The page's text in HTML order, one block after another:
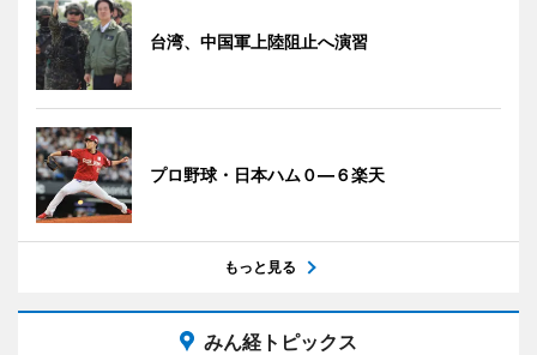
台湾、中国軍上陸阻止へ演習
プロ野球・日本ハム０―６楽天
もっと見る
みん経トピックス